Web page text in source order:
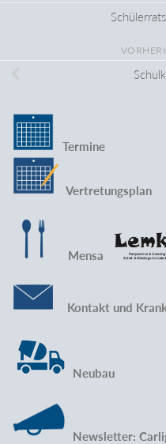
Termine
Vertretungsplan
Mensa
Kontakt und
Neubau
Newsletter: